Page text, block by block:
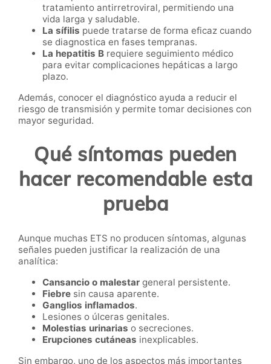
tratamiento antirretroviral, permitiendo una
vida larga y saludable.
La sífilis puede tratarse de forma eficaz cuando
se diagnostica en fases tempranas.
La hepatitis B requiere seguimiento médico
para evitar complicaciones hepáticas a largo
plazo.
Además, conocer el diagnóstico ayuda a reducir el
riesgo de transmisión y permite tomar decisiones con
mayor seguridad.
Qué síntomas pueden
hacer recomendable esta
prueba
Aunque muchas ETS no producen síntomas, algunas
señales pueden justificar la realización de una
analítica:
Cansancio o malestar general persistente.
Fiebre sin causa aparente.
Ganglios inflamados.
Lesiones o úlceras genitales.
Molestias urinarias o secreciones.
Erupciones cutáneas inexplicables.
Sin embargo, uno de los aspectos más importantes